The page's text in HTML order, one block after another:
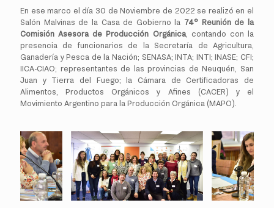
En ese marco el día 30 de Noviembre de 2022 se realizó en el
Salón Malvinas de la Casa de Gobierno la 74° Reunión de la
Comisión Asesora de Producción Orgánica, contando con la
presencia de funcionarios de la Secretaría de Agricultura,
Ganadería y Pesca de la Nación; SENASA; INTA; INTI; INASE; CFI;
IICA-CIAO; representantes de las provincias de Neuquén, San
Juan y Tierra del Fuego; la Cámara de Certificadoras de
Alimentos, Productos Orgánicos y Afines (CACER) y el
Movimiento Argentino para la Producción Orgánica (MAPO).